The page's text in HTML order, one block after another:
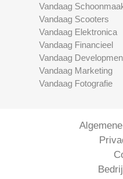
Vandaag
Vandaag Scooters
Vandaag Elektronica
Vandaag Financieel
Vandaag
Vandaag Marketing
Vandaag Fotografie